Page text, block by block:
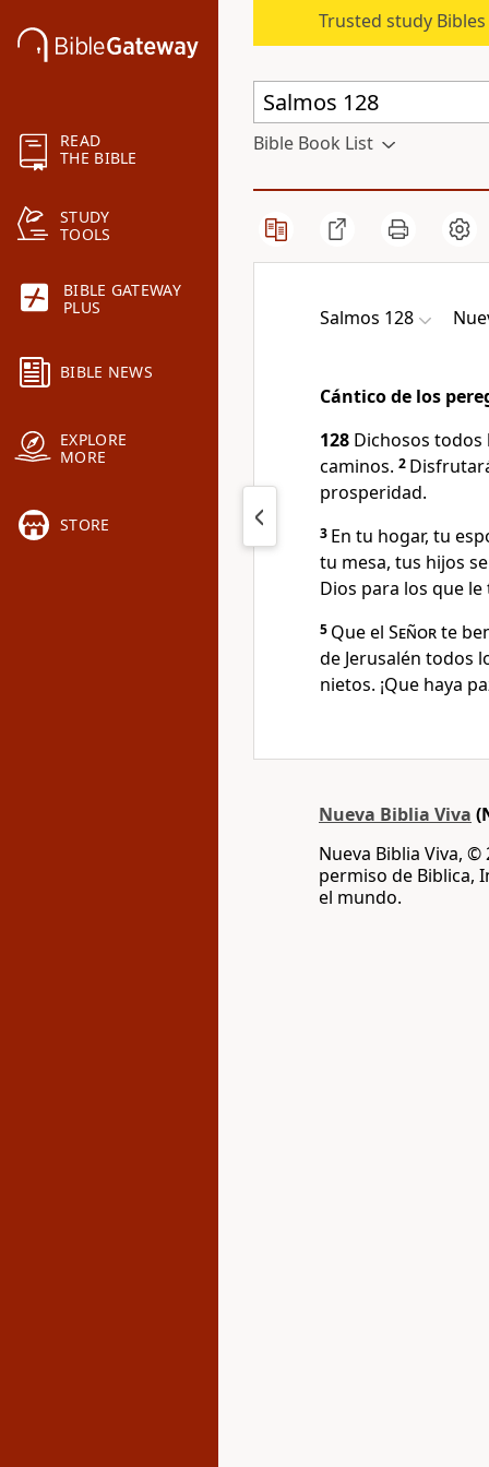
READ
THE BIBLE
STUDY
TOOLS
BIBLE GATEWAY
PLUS
BIBLE NEWS
EXPLORE
MORE
STORE
Trusted study
Bible Book List
Salmos 128
Cántico de los
128 Dichosos
caminos. 2
prosperidad.
3 En tu hogar, tu
tu mesa, tus hijos
Dios para los que le
5 Que el Señorte
de Jerusalén todos
nietos. ¡Que haya
Nueva Biblia Viva
Nueva Biblia Viva,
permiso de Biblica,
el mundo.